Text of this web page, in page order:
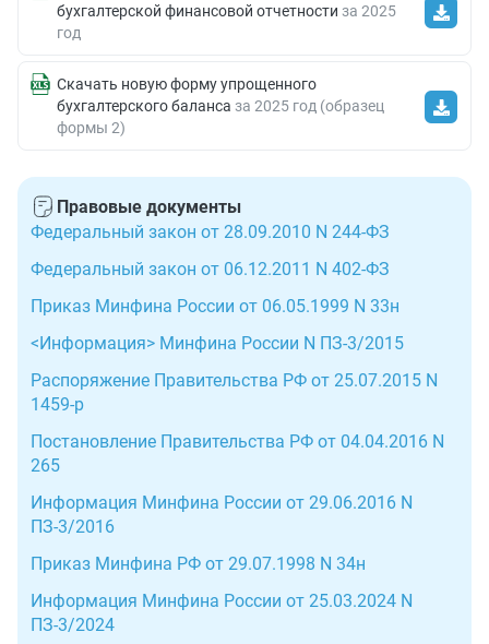
бухгалтерской финансовой отчетности за 2025
год
Скачать новую форму упрощенного
бухгалтерского баланса за 2025 год (образец
формы 2)
Правовые документы
Федеральный закон от 28.09.2010 N 244-ФЗ
Федеральный закон от 06.12.2011 N 402-ФЗ
Приказ Минфина России от 06.05.1999 N 33н
<Информация> Минфина России N ПЗ-3/2015
Распоряжение Правительства РФ от 25.07.2015 N
1459-р
Постановление Правительства РФ от 04.04.2016 N
265
Информация Минфина России от 29.06.2016 N
ПЗ-3/2016
Приказ Минфина РФ от 29.07.1998 N 34н
Информация Минфина России от 25.03.2024 N
ПЗ-3/2024